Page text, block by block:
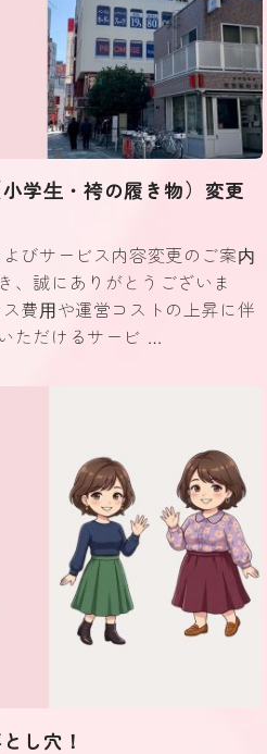
学生・袴の履き物）変更
びサービス内容変更のご案内
、誠にありがとうございま
費用や運営コストの上昇に伴
ただけるサービ …
し穴！